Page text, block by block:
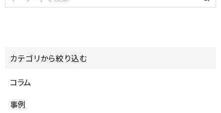
カテゴリから絞り込む
コラム
事例